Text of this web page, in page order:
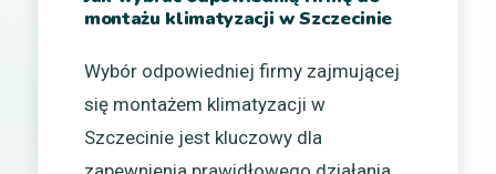
montażu klimatyzacji w Szczecinie
Wybór odpowiedniej firmy zajmującej
się montażem klimatyzacji w
Szczecinie jest kluczowy dla